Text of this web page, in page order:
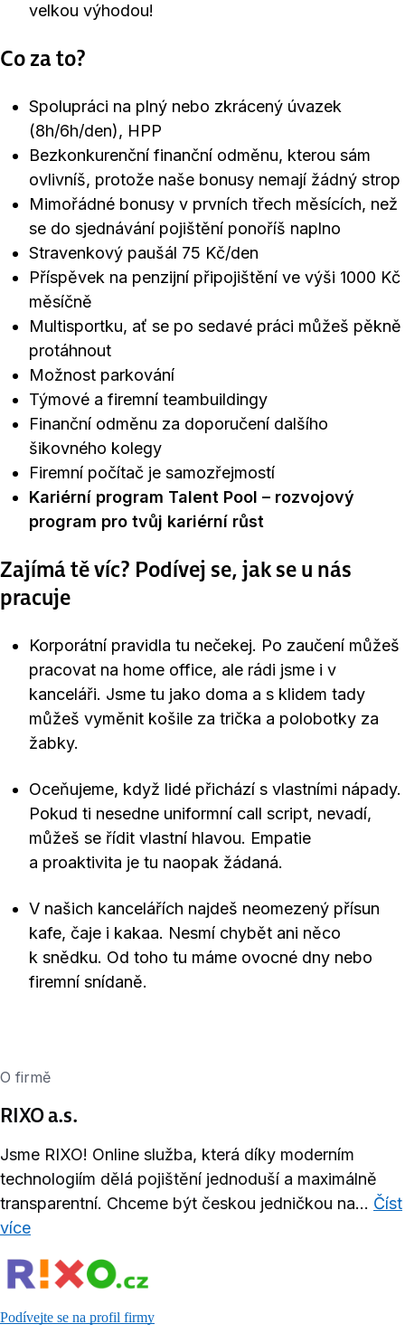
velkou výhodou!
Co za to?
Spolupráci na plný nebo zkrácený úvazek
(8h/6h/den), HPP
Bezkonkurenční finanční odměnu, kterou sám
ovlivníš, protože naše bonusy nemají žádný strop
Mimořádné bonusy v prvních třech měsících, než
se do sjednávání pojištění ponoříš naplno
Stravenkový paušál 75 Kč/den
Příspěvek na penzijní připojištění ve výši 1000 Kč
měsíčně
Multisportku, ať se po sedavé práci můžeš pěkně
protáhnout
Možnost parkování
Týmové a firemní teambuildingy
Finanční odměnu za doporučení dalšího
šikovného kolegy
Firemní počítač je samozřejmostí
Kariérní program Talent Pool – rozvojový
program pro tvůj kariérní růst
Zajímá tě víc? Podívej se, jak se u nás
pracuje
Korporátní pravidla tu nečekej. Po zaučení můžeš
pracovat na home office, ale rádi jsme i v
kanceláři. Jsme tu jako doma a s klidem tady
můžeš vyměnit košile za trička a polobotky za
žabky.
Oceňujeme, když lidé přichází s vlastními nápady.
Pokud ti nesedne uniformní call script, nevadí,
můžeš se řídit vlastní hlavou. Empatie
a proaktivita je tu naopak žádaná.
V našich kancelářích najdeš neomezený přísun
kafe, čaje i kakaa. Nesmí chybět ani něco
k snědku. Od toho tu máme ovocné dny nebo
firemní snídaně.
O firmě
RIXO a.s.
Jsme RIXO! Online služba, která díky moderním
technologiím dělá pojištění jednoduší a maximálně
transparentní. Chceme být českou jedničkou na... Číst
více
Podívejte se na profil firmy